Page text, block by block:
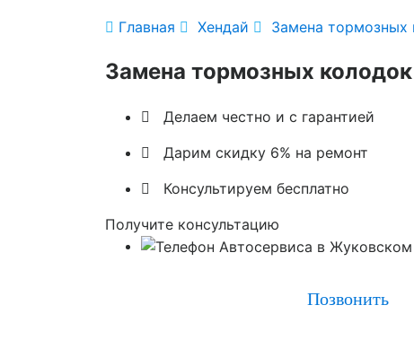
 Главная  Хендай  Замена тормозных
Замена тормозных
 Делаем честно и с гарантией
 Дарим скидку 6% на ремонт
 Консультируем бесплатно
Получите консультацию
Позвонить